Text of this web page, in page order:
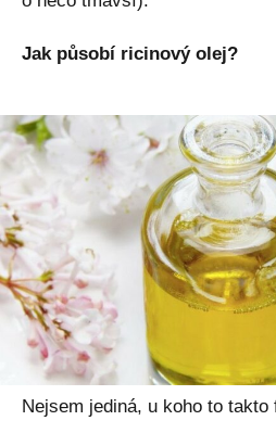
Jak působí ricinový olej?
Nejsem jediná, u koho to takto